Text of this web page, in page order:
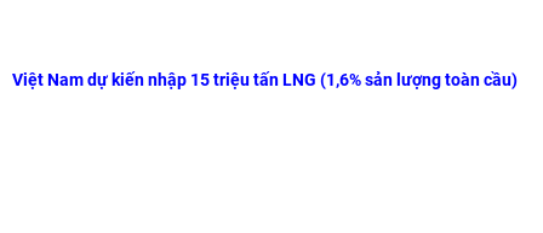
Việt Nam dự kiến nhập 15 triệu tấn LNG (1,6% sản lượng toàn cầu)